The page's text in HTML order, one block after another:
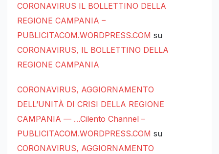
CORONAVIRUS IL BOLLETTINO DELLA
REGIONE CAMPANIA –
PUBLICITACOM.WORDPRESS.COM su
CORONAVIRUS, IL BOLLETTINO DELLA
REGIONE CAMPANIA
CORONAVIRUS, AGGIORNAMENTO
DELL’UNITÀ DI CRISI DELLA REGIONE
CAMPANIA — …Cilento Channel –
PUBLICITACOM.WORDPRESS.COM su
CORONAVIRUS, AGGIORNAMENTO